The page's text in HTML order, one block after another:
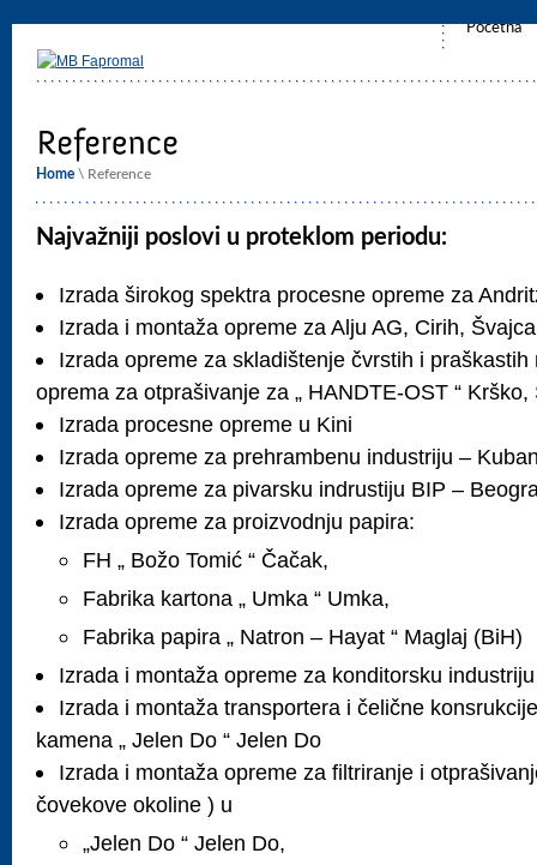
Početna
Home \ Reference
Najvažniji poslovi u proteklom periodu:
Izrada širokog spektra procesne opreme za
Izrada i montaža opreme za Alju AG, Cirih,
Izrada opreme za skladištenje čvrstih i
oprema za otprašivanje za „ HANDTE-OST “
Izrada procesne opreme u Kini
Izrada opreme za prehrambenu industriju –
Izrada opreme za pivarsku indrustiju BIP –
Izrada opreme za proizvodnju papira:
FH „ Božo Tomić “ Čačak,
Fabrika kartona „ Umka “ Umka,
Fabrika papira „ Natron – Hayat “ Maglaj (BiH)
Izrada i montaža opreme za konditorsku industriju
Izrada i montaža transportera i čelične
kamena „ Jelen Do “ Jelen Do
Izrada i montaža opreme za filtriranje i
čovekove okoline ) u
„Jelen Do “ Jelen Do,